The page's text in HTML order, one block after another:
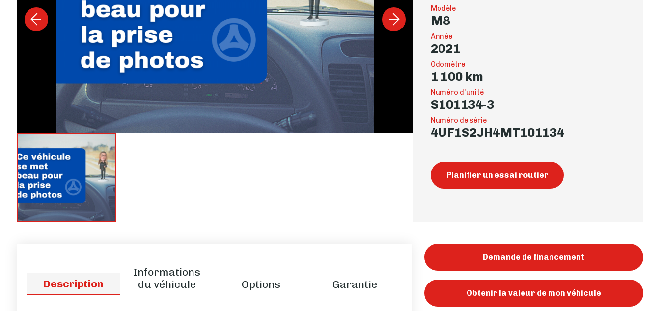
Modèle
M8
Année
2021
Odomètre
1 100 km
Numéro d'unité
S101134-3
Numéro de série
4UF1S2JH4MT101134
Planifier un essai routier
Description
Informations
du véhicule
Options Garantie
Demande de financement
Obtenir la valeur de mon véhicule